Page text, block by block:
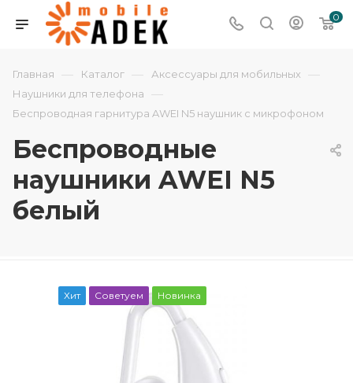
0
Главная — Каталог — Аксессуары для мобильных —
Наушники для телефона —
Беспроводная гарнитура AWEI N5 наушник с микрофоном
Беспроводные
наушники AWEI N5
белый
Хит Советуем Новинка